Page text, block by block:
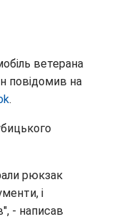
ветерана
повідомив на
.
рюкзак
і
- написав